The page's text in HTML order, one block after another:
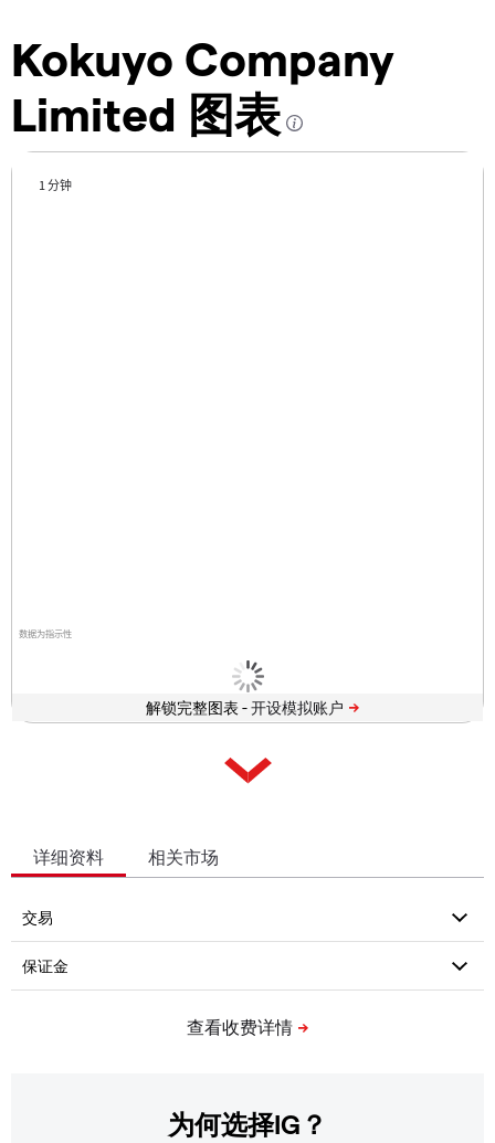
Kokuyo Company
Limited 图表
数据为指示性
1 分钟
解锁完整图表 -
详细资料 相关市场
为何选择IG？